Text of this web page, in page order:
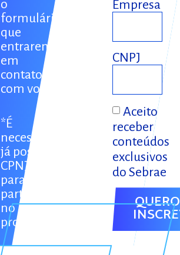
o
formulário
que
entraremos
em
contato
com você.
*É
necessário
já possuir
CPNJ
para a
participação
no
projeto.
Empresa
CNPJ
Aceito
receber
conteúdos
exclusivos
do Sebrae